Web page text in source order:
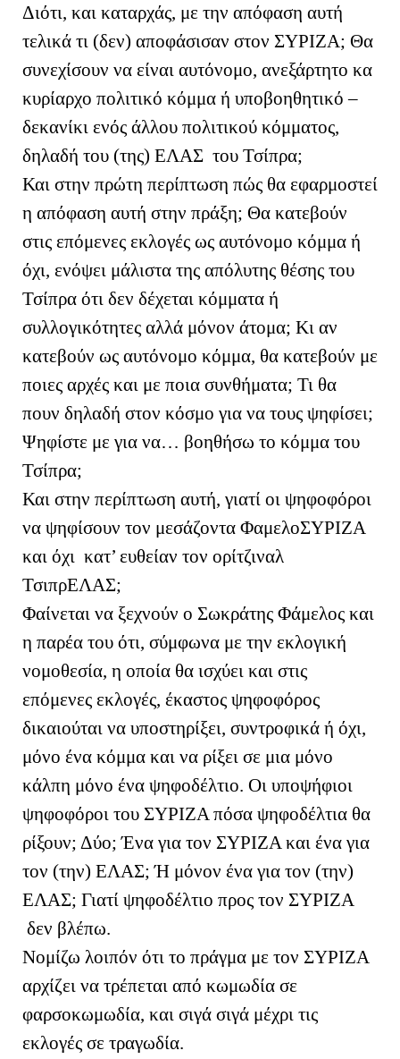
Διότι, και καταρχάς, με την απόφαση αυτή
τελικά τι (δεν) αποφάσισαν στον ΣΥΡΙΖΑ; Θα
συνεχίσουν να είναι αυτόνομο, ανεξάρτητο κα
κυρίαρχο πολιτικό κόμμα ή υποβοηθητικό –
δεκανίκι ενός άλλου πολιτικού κόμματος,
δηλαδή του (της) ΕΛΑΣ του Τσίπρα;
Και στην πρώτη περίπτωση πώς θα εφαρμοστεί
η απόφαση αυτή στην πράξη; Θα κατεβούν
στις επόμενες εκλογές ως αυτόνομο κόμμα ή
όχι, ενόψει μάλιστα της απόλυτης θέσης του
Τσίπρα ότι δεν δέχεται κόμματα ή
συλλογικότητες αλλά μόνον άτομα; Κι αν
κατεβούν ως αυτόνομο κόμμα, θα κατεβούν με
ποιες αρχές και με ποια συνθήματα; Τι θα
πουν δηλαδή στον κόσμο για να τους ψηφίσει;
Ψηφίστε με για να… βοηθήσω το κόμμα του
Τσίπρα;
Και στην περίπτωση αυτή, γιατί οι ψηφοφόροι
να ψηφίσουν τον μεσάζοντα ΦαμελοΣΥΡΙΖΑ
και όχι κατ’ ευθείαν τον ορίτζιναλ
ΤσιπρΕΛΑΣ;
Φαίνεται να ξεχνούν ο Σωκράτης Φάμελος και
η παρέα του ότι, σύμφωνα με την εκλογική
νομοθεσία, η οποία θα ισχύει και στις
επόμενες εκλογές, έκαστος ψηφοφόρος
δικαιούται να υποστηρίξει, συντροφικά ή όχι,
μόνο ένα κόμμα και να ρίξει σε μια μόνο
κάλπη μόνο ένα ψηφοδέλτιο. Οι υποψήφιοι
ψηφοφόροι του ΣΥΡΙΖΑ πόσα ψηφοδέλτια θα
ρίξουν; Δύο; Ένα για τον ΣΥΡΙΖΑ και ένα για
τον (την) ΕΛΑΣ; Ή μόνον ένα για τον (την)
ΕΛΑΣ; Γιατί ψηφοδέλτιο προς τον ΣΥΡΙΖΑ
δεν βλέπω.
Νομίζω λοιπόν ότι το πράγμα με τον ΣΥΡΙΖΑ
αρχίζει να τρέπεται από κωμωδία σε
φαρσοκωμωδία, και σιγά σιγά μέχρι τις
εκλογές σε τραγωδία.